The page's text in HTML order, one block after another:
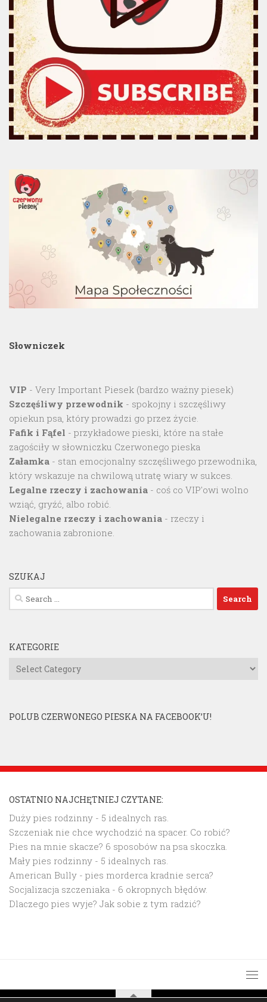
Słowniczek
VIP - Very Important Piesek (bardzo ważny piesek)
Szczęśliwy przewodnik - spokojny i szczęśliwy
opiekun psa, który prowadzi go przez życie.
Fafik i Fąfel - przykładowe pieski, które na stałe
zagościły w słowniczku Czerwonego pieska
Załamka - stan emocjonalny szczęśliwego przewodnika,
który wskazuje na chwilową utratę wiary w sukces.
Legalne rzeczy i zachowania - coś co VIP'owi wolno
wziąć, gryźć, albo robić.
Nielegalne rzeczy i zachowania - rzeczy i
zachowania zabronione.
SZUKAJ
Search
for:
KATEGORIE
Kategorie
POLUB CZERWONEGO PIESKA NA FACEBOOK’U!
OSTATNIO NAJCHĘTNIEJ CZYTANE:
Duży pies rodzinny - 5 idealnych ras.
Szczeniak nie chce wychodzić na spacer. Co robić?
Pies na mnie skacze? 6 sposobów na psa skoczka.
Mały pies rodzinny - 5 idealnych ras.
American Bully - pies morderca kradnie serca?
Socjalizacja szczeniaka - 6 okropnych błędów.
Dlaczego pies wyje? Jak sobie z tym radzić?